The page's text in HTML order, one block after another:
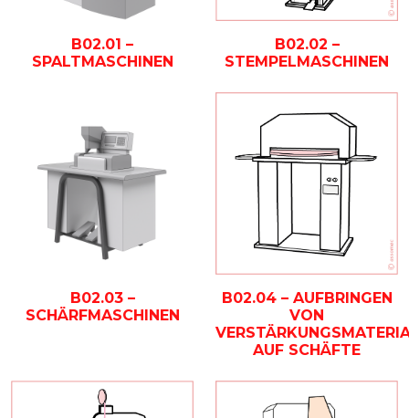
B02.01 –
SPALTMASCHINEN
B02.02 –
STEMPELMASCHINEN
B02.03 –
SCHÄRFMASCHINEN
B02.04 – AUFBRINGEN
VON
AUF SCHÄFTE